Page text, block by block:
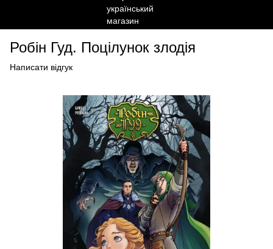
Робін Гуд. Поцілунок злодія
Написати відгук